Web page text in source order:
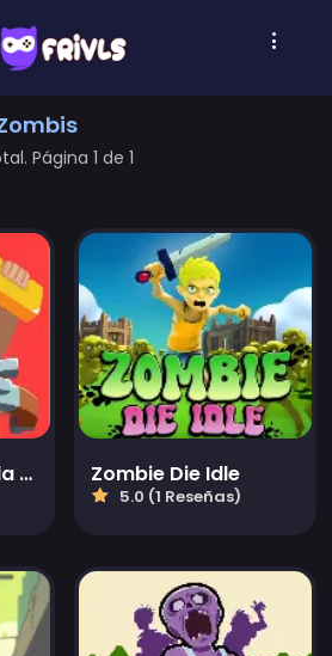
Página 1 de 1
Noob: Escape de la prisión zombi Zombie Die Idle
5.0 (1 Reseñas)